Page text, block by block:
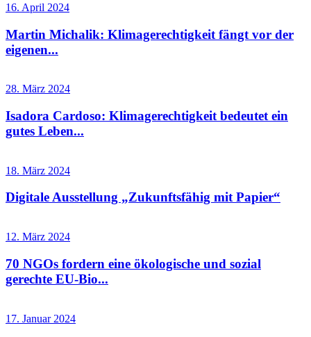
16. April 2024
Martin Michalik: Klimagerechtigkeit fängt vor der
eigenen...
28. März 2024
Isadora Cardoso: Klimagerechtigkeit bedeutet ein
gutes Leben...
18. März 2024
Digitale Ausstellung „Zukunftsfähig mit Papier“
12. März 2024
70 NGOs fordern eine ökologische und sozial
gerechte EU-Bio...
17. Januar 2024